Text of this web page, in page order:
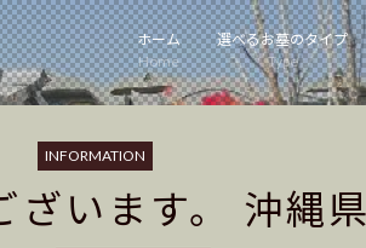
ホーム
Home
選べるお墓のタイプ
Type
INFORMATION
ざいます。 沖縄